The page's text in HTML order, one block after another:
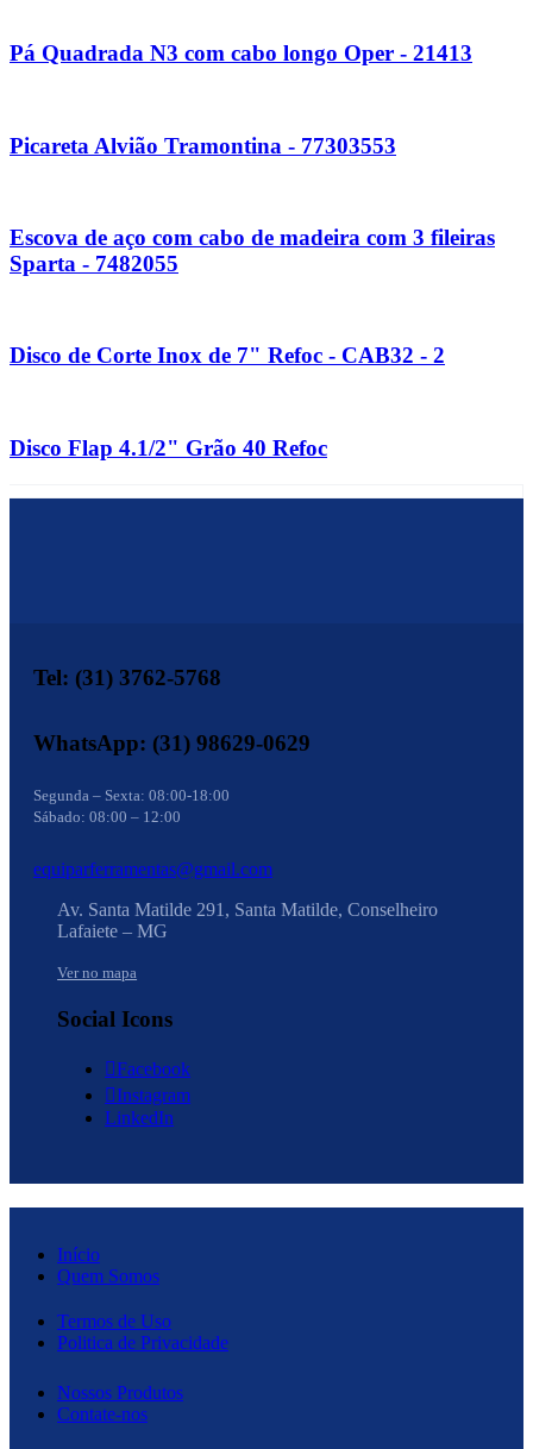
Pá Quadrada N3 com cabo longo Oper - 21413
Picareta Alvião Tramontina - 77303553
Escova de aço com cabo de madeira com 3 fileiras
Sparta - 7482055
Disco de Corte Inox de 7" Refoc - CAB32 - 2
Disco Flap 4.1/2" Grão 40 Refoc
Tel: (31) 3762-5768
WhatsApp: (31) 98629-0629
Segunda – Sexta: 08:00-18:00
Sábado: 08:00 – 12:00
equiparferramentas@gmail.com
Av. Santa Matilde 291, Santa Matilde, Conselheiro
Lafaiete – MG
Ver no mapa
Social Icons
Facebook
Instagram
LinkedIn
Início
Quem Somos
Termos de Uso
Politica de Privacidade
Nossos Produtos
Contate-nos